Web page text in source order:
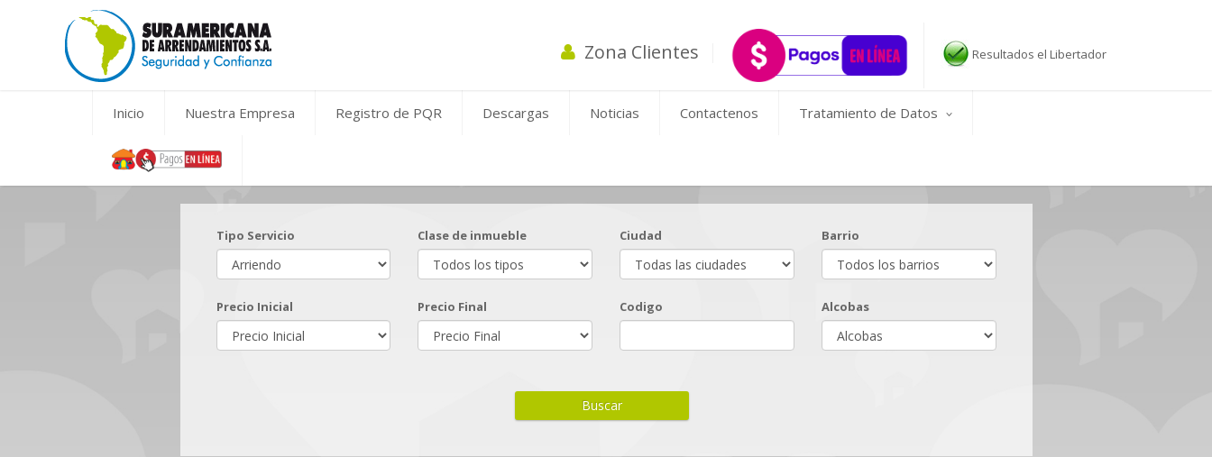
Zona Clientes Resultados el Libertador
Inicio Nuestra Empresa Registro de PQR Descargas Noticias Contactenos Tratamiento de Datos
Tipo Servicio Clase de inmueble Ciudad Barrio
Precio Inicial Precio Final Codigo Alcobas